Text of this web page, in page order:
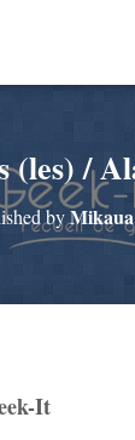
(les) /
byMikaua
It